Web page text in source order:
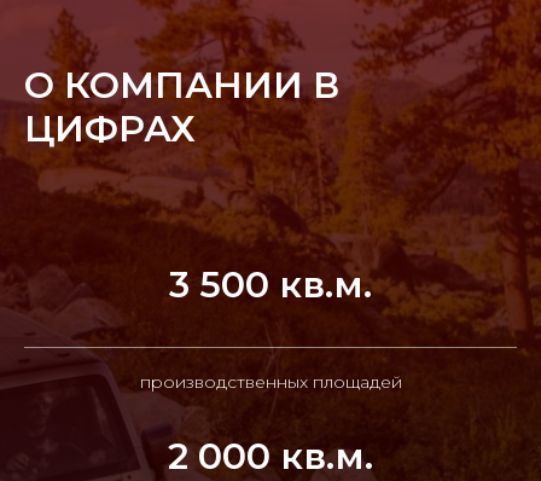
О КОМПАНИИ В
ЦИФРАХ
3 500 кв.м.
производственных площадей
2 000 кв.м.